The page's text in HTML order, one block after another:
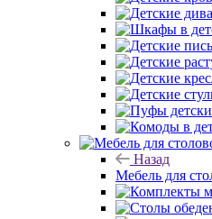
Назад
Мебель для